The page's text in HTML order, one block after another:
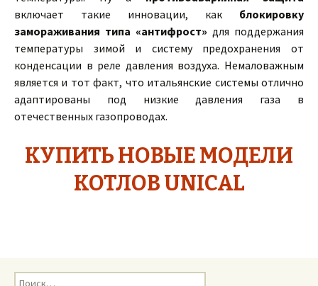
включает такие инновации, как блокировку
замораживания типа «антифрост» для поддержания
температуры зимой и систему предохранения от
конденсации в реле давления воздуха. Немаловажным
является и тот факт, что итальянские системы отлично
адаптированы под низкие давления газа в
отечественных газопроводах.
КУПИТЬ НОВЫЕ МОДЕЛИ
КОТЛОВ UNICAL
Н